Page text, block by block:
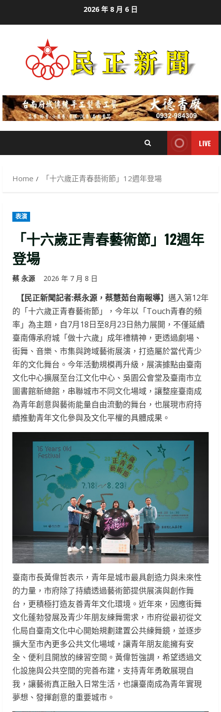
2026 年 8 月 6 日
LIVE
Home 「十六歲正青春藝術節」12週年登場
表演
「十六歲正青春藝術節」12週年
登場
蔡 永源 2026 年 7 月 8 日
【民正新聞記者:蔡永源，蔡慧茹台南報導】邁入第12年
的「十六歲正青春藝術節」，今年以「Touch青春的頻
率」為主題，自7月18日至8月23日熱力展開，不僅延續
臺南傳承府城「做十六歲」成年禮精神，更透過劇場、
街舞、音樂、市集與跨域藝術展演，打造屬於當代青少
年的文化舞台。今年活動規模再升級，展演據點由臺南
文化中心擴展至台江文化中心、吳園公會堂及臺南市立
圖書館新總館，串聯城市不同文化場域，讓整座臺南成
為青年創意與藝術能量自由流動的舞台，也展現市府持
續推動青年文化參與及文化平權的具體成果。
臺南市長黃偉哲表示，青年是城市最具創造力與未來性
的力量，市府除了持續透過藝術節提供展演與創作舞
台，更積極打造友善青年文化環境。近年來，因應街舞
文化蓬勃發展及青少年朋友練舞需求，市府從最初從文
化局自臺南文化中心開始規劃建置公共練舞鏡，並逐步
擴大至市內更多公共文化場域，讓青年朋友能擁有安
全、便利且開放的練習空間。黃偉哲強調，希望透過文
化設施與公共空間的完善布建，支持青年勇敢展現自
我，讓藝術真正融入日常生活，也讓臺南成為青年實現
夢想、發揮創意的重要城市。